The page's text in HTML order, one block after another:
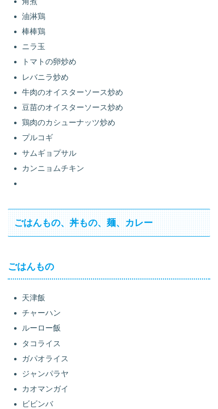
油淋鶏
棒棒鶏
ニラ玉
トマトの卵炒め
レバニラ炒め
牛肉のオイスターソース炒め
豆苗のオイスターソース炒め
鶏肉のカシューナッツ炒め
プルコギ
サムギョプサル
カンニョムチキン
ごはんもの、丼もの、麺、カレー
ごはんもの
天津飯
チャーハン
ルーロー飯
タコライス
ガパオライス
ジャンパラヤ
カオマンガイ
ビビンバ